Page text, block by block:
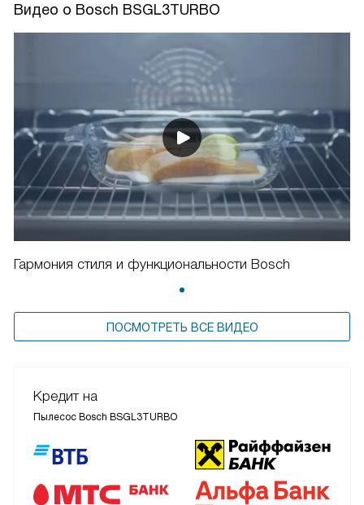
Видео о Bosch BSGL3TURBO
Гармония стиля и функциональности Bosch
ПОСМОТРЕТЬ ВСЕ ВИДЕО
Кредит на
Пылесос Bosch BSGL3TURBO